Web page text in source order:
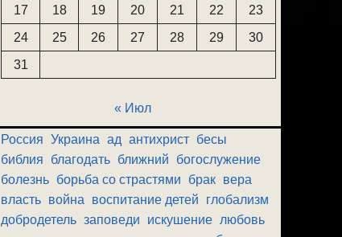
17
18 19 20 21 22
23
24
25 26 27 28 29
30
31
« Июл
Россия Украина ад антихрист бесы
библия
благодать ближний
богослужение
болезнь борьба со страстями брак вера
власть война воспитание детей
глобализм
добродетель заповеди искушение любовь